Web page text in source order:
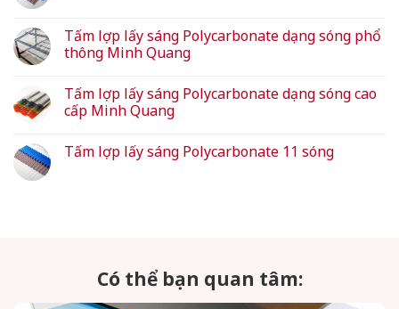
Tấm lợp lấy sáng Polycarbonate dạng sóng phổ
thông Minh Quang
Tấm lợp lấy sáng Polycarbonate dạng sóng cao
cấp Minh Quang
Tấm lợp lấy sáng Polycarbonate 11 sóng
Có thể bạn quan tâm: